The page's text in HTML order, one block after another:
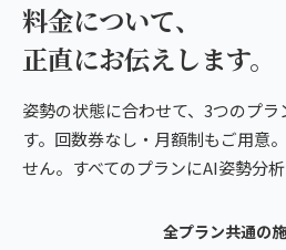
料金について、
正直にお伝えします。
姿勢の状態に合わせて、3つのプ
す。回数券なし・月額制もご用意
せん。すべてのプランにAI姿勢分析
全プラン共通の